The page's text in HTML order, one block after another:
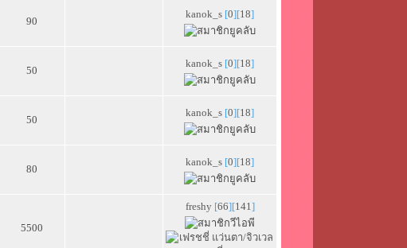
90
kanok_s [0][18]
50
kanok_s [0][18]
50
kanok_s [0][18]
80
kanok_s [0][18]
5500
freshy [66][141]